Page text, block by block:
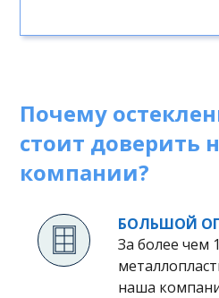
Почему
стоит доверить
компании?
БОЛЬШОЙ
За более чем
наша